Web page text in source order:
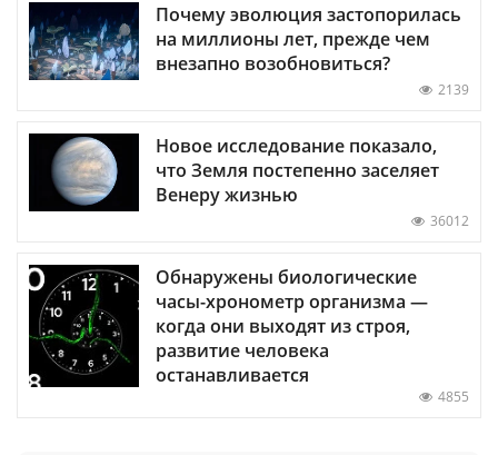
Почему эволюция застопорилась
на миллионы лет, прежде чем
внезапно возобновиться?
2139
Новое исследование показало,
что Земля постепенно заселяет
Венеру жизнью
36012
Обнаружены биологические
часы-хронометр организма —
когда они выходят из строя,
развитие человека
останавливается
4855